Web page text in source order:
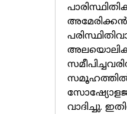
സമൂഹത്തിൽ
വാദിച്ചു.